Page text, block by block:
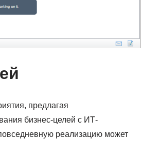
предлагая
бизнес-целей с ИТ-
реализацию может